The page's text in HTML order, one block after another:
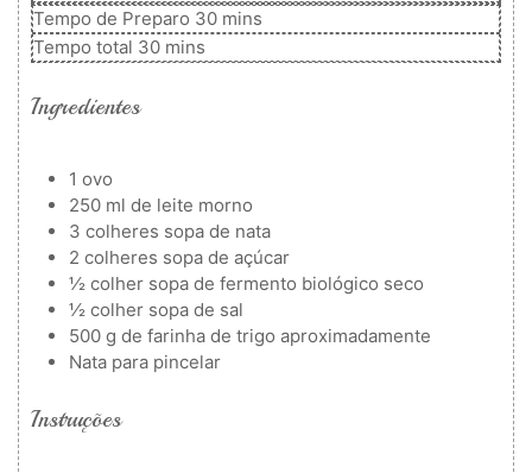
Tempo de Preparo 30minutos
mins
Tempo total 30minutos
mins
Ingredientes
1 ovo
250 ml de leite morno
3 colheres sopa de nata
2 colheres sopa de açúcar
½ colher sopa de fermento biológico seco
½ colher sopa de sal
500 g de farinha de trigo aproximadamente
Nata para pincelar
Instruções